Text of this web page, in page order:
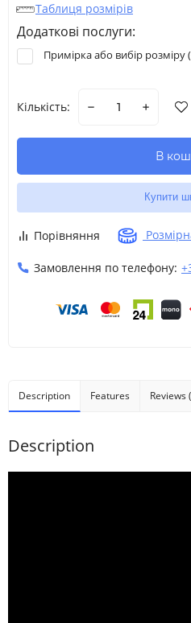
Таблиця розмірів
Додаткові послуги:
Примірка або вибір розміру
Кількість:
В
Купити
Порівняння
Замовлення по телефону:
Description Features Reviews
Description